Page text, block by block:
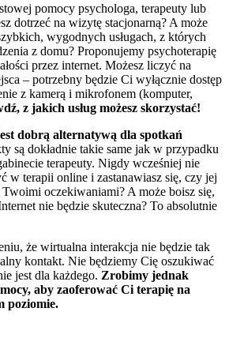
pomocy psychologa, terapeuty lub
dotrzeć na wizytę stacjonarną? A może
wygodnych usługach, z których
z domu? Proponujemy psychoterapię
przez internet. Możesz liczyć na
– potrzebny będzie Ci wyłącznie dostęp
z kamerą i mikrofonem (komputer,
z jakich usług możesz skorzystać!
dobrą alternatywą dla spotkań
są dokładnie takie same jak w przypadku
terapeuty. Nigdy wcześniej nie
w terapii online i zastanawiasz się, czy jej
oczekiwaniami? A może boisz się,
nie będzie skuteczna? To absolutnie
że wirtualna interakcja nie będzie tak
kontakt. Nie będziemy Cię oszukiwać
jest dla każdego. Zrobimy jednak
aby zaoferować Ci terapię na
poziomie.